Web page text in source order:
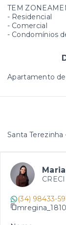
TEM
- Residencial
- ⁠Comercial
- ⁠Condomínios
Apartamento
Santa
(34) 98433-